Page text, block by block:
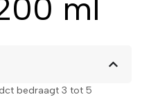
ml
bedraagt 3 tot 5